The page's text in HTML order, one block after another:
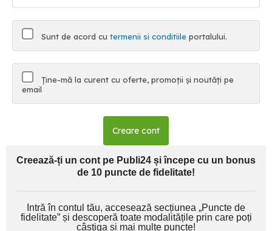
Sunt de acord cu termenii si conditiile portalului.
Ține-mă la curent cu oferte, promoții și noutăți pe
email
Creare cont
Creează-ți un cont pe Publi24 și începe cu un bonus
de 10 puncte de fidelitate!
Intră în contul tău, accesează secțiunea „Puncte de
fidelitate” și descoperă toate modalitățile prin care poți
câștiga și mai multe puncte!